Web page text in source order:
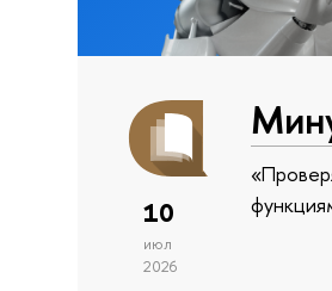
10
июл
2026